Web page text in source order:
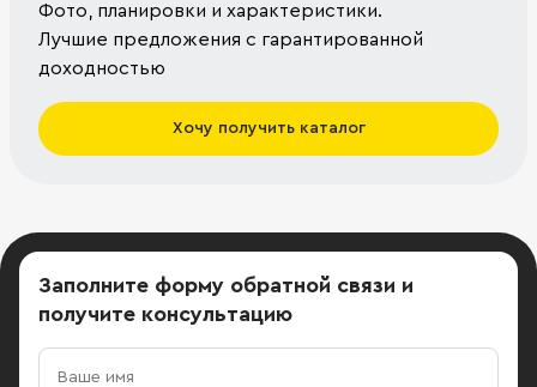
Фото, планировки и характеристики.
Лучшие предложения с гарантированной
доходностью
Хочу получить каталог
Заполните форму обратной связи и
получите консультацию